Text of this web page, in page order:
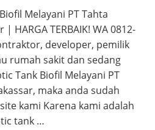
Melayani PT Tahta
HARGA TERBAIK! WA 0812-
developer, pemilik
rumah sakit dan sedang
Tank Biofil Melayani PT
maka anda sudah
kami Karena kami adalah
tank …